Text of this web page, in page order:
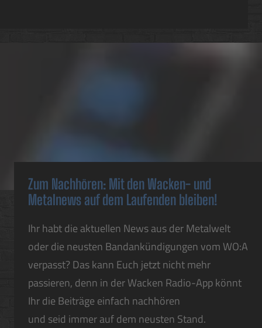
Zum Nachhören: Mit den Wacken- und
Metalnews auf dem Laufenden bleiben!
Ihr habt die aktuellen News aus der Metalwelt
oder die neusten Bandankündigungen vom WO:A
verpasst? Das kann Euch jetzt nicht mehr
passieren, denn in der Wacken Radio-App könnt
Ihr die Beiträge einfach nachhören
und seid immer auf dem neusten Stand.